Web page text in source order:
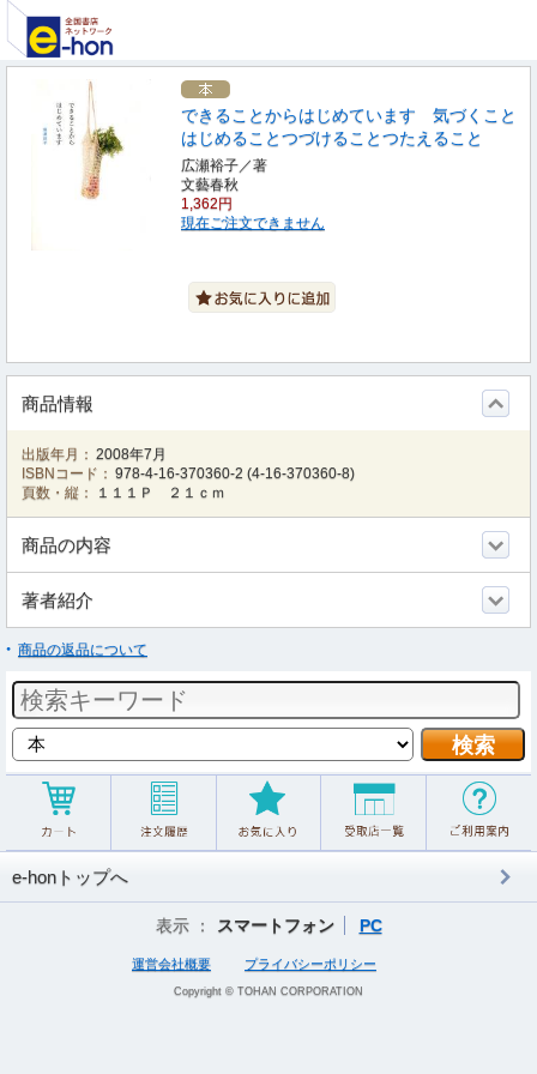
できることからはじめています 気づくこと
はじめることつづけることつたえること
広瀬裕子／著
文藝春秋
1,362円
現在ご注文できません
商品情報
出版年月： 2008年7月
ISBNコード： 978-4-16-370360-2 (4-16-370360-8)
頁数・縦：
１１１Ｐ ２１ｃｍ
商品の内容
著者紹介
商品の返品について
e-honトップへ
表示 ： スマートフォン PC
運営会社概要 プライバシーポリシー
Copyright © TOHAN CORPORATION